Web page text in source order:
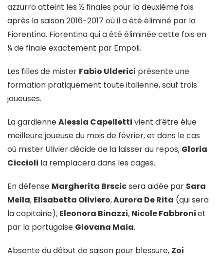
azzurro atteint les ½ finales pour la deuxième fois
après la saison 2016-2017 où il a été éliminé par la
Fiorentina. Fiorentina qui a été éliminée cette fois en
¼ de finale exactement par Empoli.
Les filles de mister Fabio Ulderici présente une
formation pratiquement toute italienne, sauf trois
joueuses.
La gardienneAlessia Capelletti vient d’être élue
meilleure joueuse du mois de février, et dans le cas
où mister Ulivier décide de la laisser au repos, Gloria
Ciccioli la remplacera dans les cages.
En défense Margherita Brscicsera aidée par Sara
Mella, Elisabetta Oliviero,Aurora De Rita (qui sera
la capitaine), Eleonora Binazzi, Nicole Fabbroniet
par la portugaise Giovana Maia.
Absente du début de saison pour blessure, Zoi